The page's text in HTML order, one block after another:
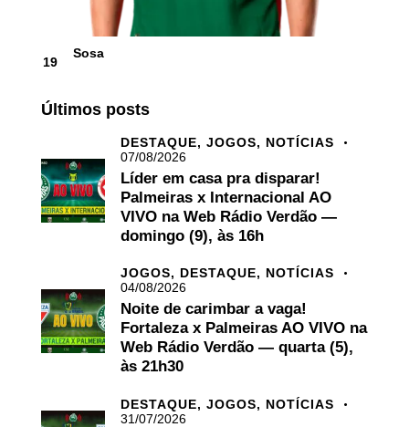
19
Sosa
Últimos posts
DESTAQUE, JOGOS, NOTÍCIAS
07/08/2026
Líder em casa pra disparar!
Palmeiras x Internacional AO
VIVO na Web Rádio Verdão —
domingo (9), às 16h
JOGOS, DESTAQUE, NOTÍCIAS
04/08/2026
Noite de carimbar a vaga!
Fortaleza x Palmeiras AO VIVO na
Web Rádio Verdão — quarta (5),
às 21h30
DESTAQUE, JOGOS, NOTÍCIAS
31/07/2026